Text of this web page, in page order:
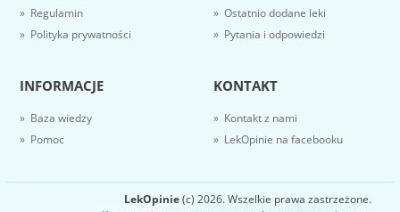
» Regulamin
» Polityka prywatności
» Ostatnio dodane leki
» Pytania i odpowiedzi
INFORMACJE
» Baza wiedzy
» Pomoc
KONTAKT
» Kontakt z nami
» LekOpinie na facebooku
LekOpinie(c) 2026. Wszelkie prawa zastrzeżone.